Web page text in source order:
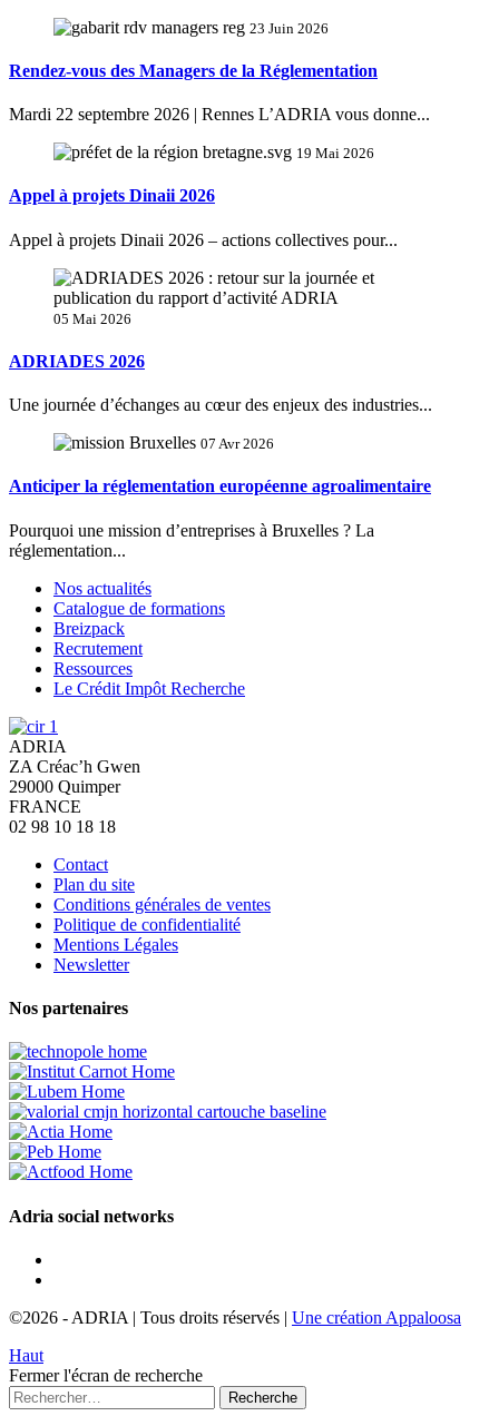
23 Juin 2026
Rendez-vous des Managers de la Réglementation
Mardi 22 septembre 2026 | Rennes L’ADRIA vous donne...
19 Mai 2026
Appel à projets Dinaii 2026
Appel à projets Dinaii 2026 – actions collectives pour...
05 Mai 2026
ADRIADES 2026
Une journée d’échanges au cœur des enjeux des industries...
07 Avr 2026
Anticiper la réglementation européenne agroalimentaire
Pourquoi une mission d’entreprises à Bruxelles ? La
réglementation...
Nos actualités
Catalogue de formations
Breizpack
Recrutement
Ressources
Le Crédit Impôt Recherche
ADRIA
ZA Créac’h Gwen
29000 Quimper
FRANCE
02 98 10 18 18
Contact
Plan du site
Conditions générales de ventes
Politique de confidentialité
Mentions Légales
Newsletter
Nos partenaires
Adria social networks
©2026 - ADRIA | Tous droits réservés | Une création Appaloosa
Haut
Fermer l'écran de recherche
Recherche